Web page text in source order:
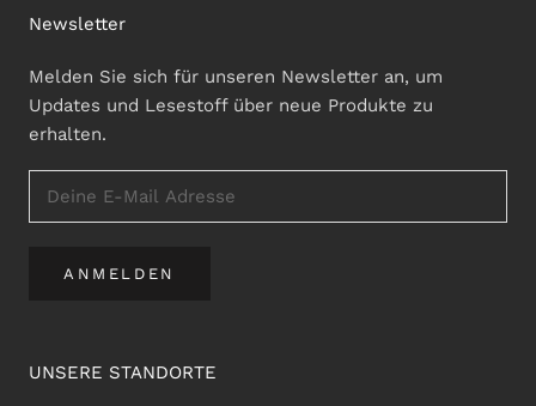
Newsletter
Melden Sie sich für unseren Newsletter an, um
Updates und Lesestoff über neue Produkte zu
erhalten.
ANMELDEN
UNSERE STANDORTE